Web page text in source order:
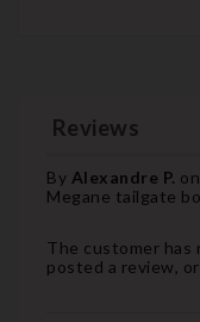
Reviews
By Alexandre P. on
Megane tailgate
The customer
posted a review,